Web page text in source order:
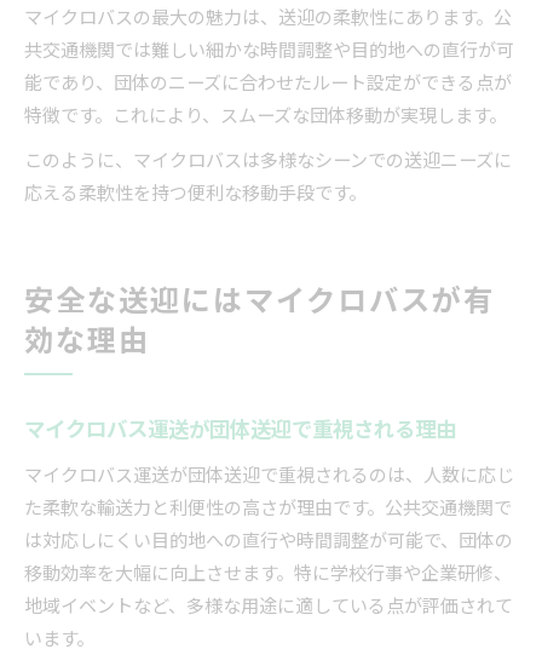
マイクロバスの最大の魅力は、送迎の柔軟性にあります。公
共交通機関では難しい細かな時間調整や目的地への直行が可
能であり、団体のニーズに合わせたルート設定ができる点が
特徴です。これにより、スムーズな団体移動が実現します。
このように、マイクロバスは多様なシーンでの送迎ニーズに
応える柔軟性を持つ便利な移動手段です。
安全な送迎にはマイクロバスが有
効な理由
マイクロバス運送が団体送迎で重視される理由
マイクロバス運送が団体送迎で重視されるのは、人数に応じ
た柔軟な輸送力と利便性の高さが理由です。公共交通機関で
は対応しにくい目的地への直行や時間調整が可能で、団体の
移動効率を大幅に向上させます。特に学校行事や企業研修、
地域イベントなど、多様な用途に適している点が評価されて
います。